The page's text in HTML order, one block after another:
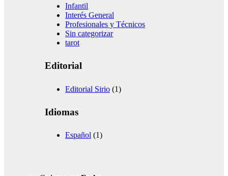
Infantil
Interés General
Profesionales y Técnicos
Sin categorizar
tarot
Editorial
Editorial Sirio (1)
Idiomas
Español (1)